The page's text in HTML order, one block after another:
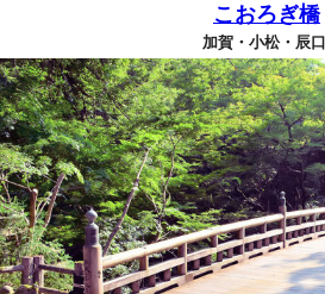
こおろぎ橋
加賀・小松・辰口